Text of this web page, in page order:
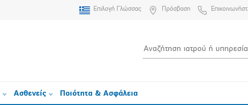
Επιλογή Γλώσσας Πρόσβαση
Ασθενείς Ποιότητα & Ασφάλεια